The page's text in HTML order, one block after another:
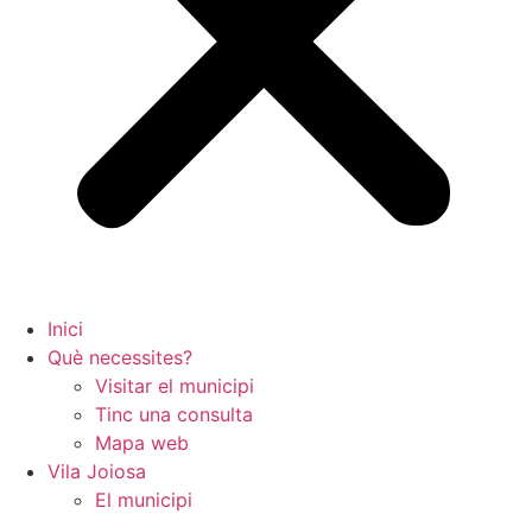
Inici
Què necessites?
Visitar el municipi
Tinc una consulta
Mapa web
Vila Joiosa
El municipi